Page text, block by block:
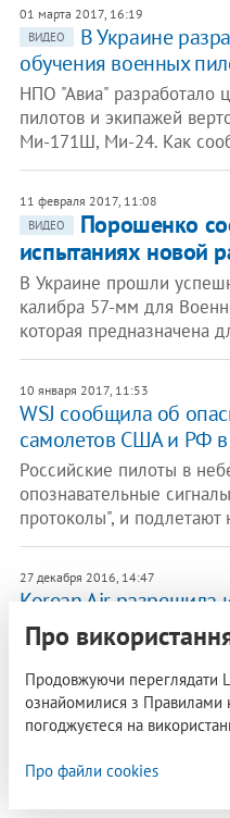
01 марта 2017, 16:19
ВИДЕО
В Украине
обучения военных
НПО "Авиа" разработало
пилотов и экипажей
Ми-171Ш, Ми-24. Как
11 февраля 2017, 11:08
ВИДЕО
Порошенко
испытаниях новой
В Украине прошли
калибра 57-мм для
которая предназначена
10 января 2017, 11:53
WSJ сообщила об
самолетов США и РФ
Российские пилоты в
опознавательные
протоколы", и подлетают
27 декабря 2016, 14:47
Korean Air разрешила
усмирения
Южнокорейская
своим бортпроводникам
электрошокеры для
Про
Продовжуючи переглядати
ознайомилися з Правилами
погоджуєтеся на
Про файли cookies